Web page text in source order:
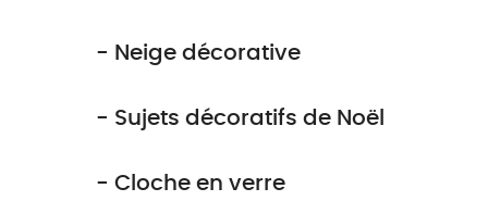
- Neige décorative
- Sujets décoratifs de Noël
- Cloche en verre